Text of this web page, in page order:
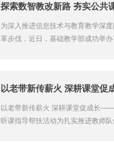
为深入推进信息技术与教育教学深
革步伐，近日，基础教学部成功举办
以老带新传薪火 深耕课堂促成长
听课指导帮扶活动为扎实推进教师